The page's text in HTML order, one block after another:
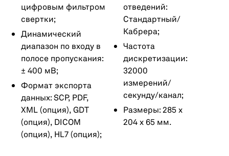
цифровым фильтром
свертки;
Динамический
диапазон по входу в
полосе пропускания:
± 400 мВ;
Формат экспорта
данных: SCP, PDF,
XML (опция), GDT
(опция), DICOM
(опция), HL7 (опция);
отведений:
Стандартный/
Кабрера;
Частота
дискретизации:
32000
измерений/
секунду/канал;
Размеры: 285 х
204 х 65 мм.